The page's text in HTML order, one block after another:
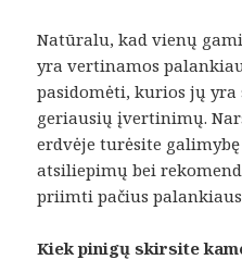
Natūralu, kad vienų
yra vertinamos
pasidomėti, kurios jų yra
geriausių įvertinimų.
erdvėje turėsite
atsiliepimų bei
priimti pačius
Kiek pinigų skirsite